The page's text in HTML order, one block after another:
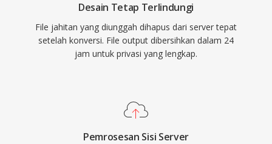
Desain Tetap Terlindungi
File jahitan yang diunggah dihapus dari server tepat
setelah konversi. File output dibersihkan dalam 24
jam untuk privasi yang lengkap.
Pemrosesan Sisi Server